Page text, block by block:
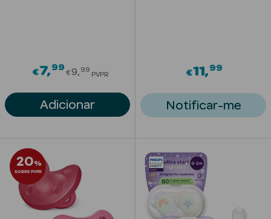
- Beauty
€7 99Price reduced from
€9 99
PVPR
Adicionar
€11 99
Notificar-me
20%
SOBRE PVPR